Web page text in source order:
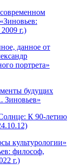
г.)
данное от
портрета»
будущих
Зиновьев»
К 90-летию
культурологии»
философ,
г.)